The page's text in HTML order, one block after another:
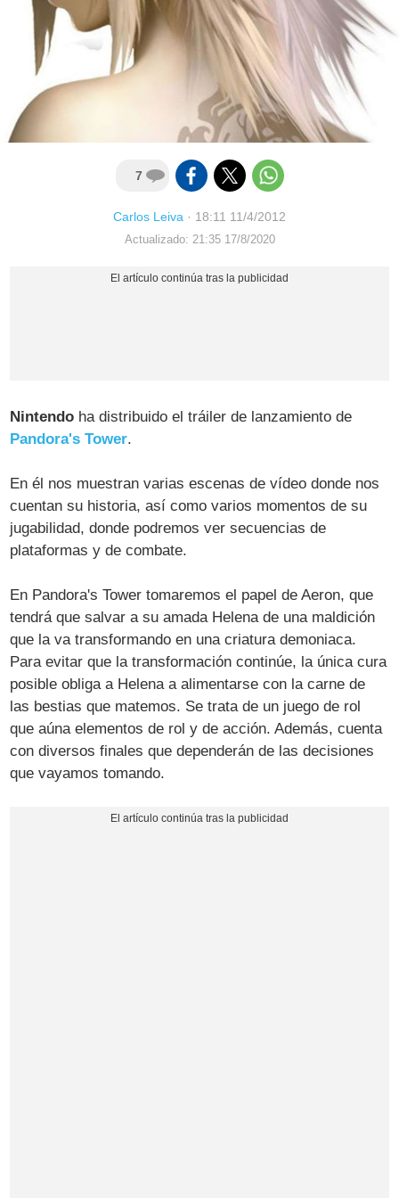
7
Carlos Leiva · 18:11 11/4/2012
Actualizado: 21:35 17/8/2020
Nintendo ha distribuido el tráiler de lanzamiento de
Pandora's Tower.
En él nos muestran varias escenas de vídeo donde nos
cuentan su historia, así como varios momentos de su
jugabilidad, donde podremos ver secuencias de
plataformas y de combate.
En Pandora's Tower tomaremos el papel de Aeron, que
tendrá que salvar a su amada Helena de una maldición
que la va transformando en una criatura demoniaca.
Para evitar que la transformación continúe, la única cura
posible obliga a Helena a alimentarse con la carne de
las bestias que matemos. Se trata de un juego de rol
que aúna elementos de rol y de acción. Además, cuenta
con diversos finales que dependerán de las decisiones
que vayamos tomando.